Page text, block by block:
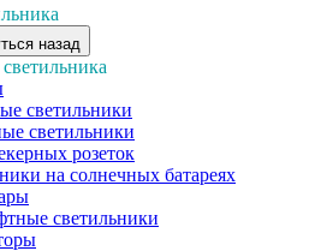
назад
светильники
светильники
розеток
на солнечных батареях
светильники